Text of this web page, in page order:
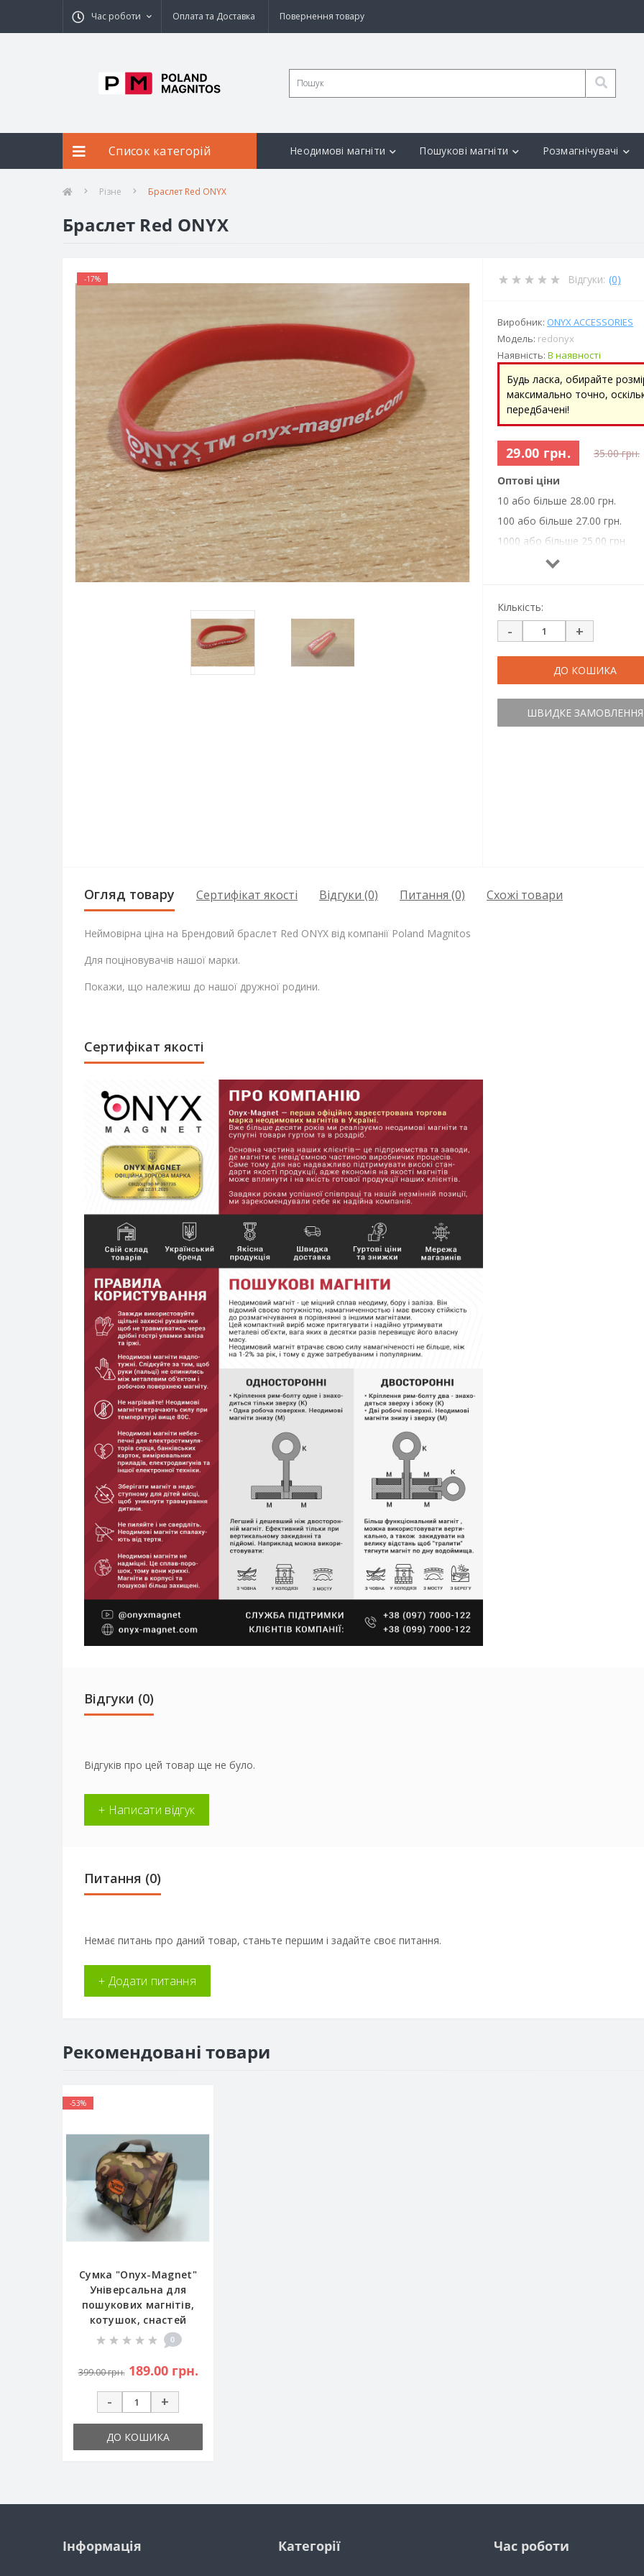
Час роботи Оплата та Доставка Повернення товару
Список категорій Неодимові магніти Пошукові магніти Розмагнічувачі
Різне Браслет Red ONYX
Браслет Red ONYX
-17% Відгуки: (0)
Виробник: ONYX ACCESSORIES
Модель: redonyx
Наявність: В наявності
Будь ласка, обирайте
максимально точно,
передбачені!
29.00 грн.
35.00 грн.
Оптові ціни
10 або більше 28.00 грн.
100 або більше 27.00 грн.
1000 або більше 25.00 грн.
Кількість:
- +
ДО КОШИКА
ШВИДКЕ ЗАМОВЛЕННЯ
Огляд товару Сертифікат якості Відгуки (0) Питання (0) Схожі товари
Неймовірна ціна на Брендовий браслет Red ONYX від компанії Poland Magnitos
Для поціновувачів нашої марки.
Покажи, що належиш до нашої дружної родини.
Сертифікат якості
Відгуки (0)
Відгуків про цей товар ще не було.
+ Написати відгук
Питання (0)
Немає питань про даний товар, станьте першим і задайте своє питання.
+ Додати питання
Рекомендовані товари
-53%
Сумка "Onyx-Magnet"
Універсальна для
пошукових магнітів,
котушок, снастей
0
399.00 грн. 189.00 грн.
-
+
ДО КОШИКА
Інформація Категорії Час роботи